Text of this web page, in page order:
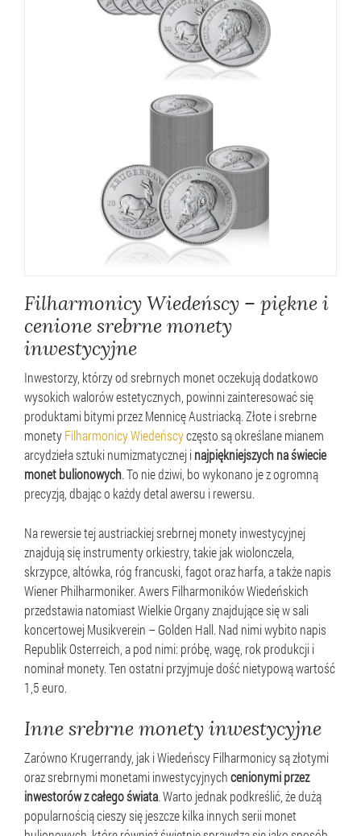
Filharmonicy Wiedeńscy – piękne i
cenione srebrne monety
inwestycyjne
Inwestorzy, którzy od srebrnych monet oczekują dodatkowo
wysokich walorów estetycznych, powinni zainteresować się
produktami bitymi przez Mennicę Austriacką. Złote i srebrne
monetyFilharmonicy Wiedeńscyczęsto są określane mianem
arcydzieła sztuki numizmatycznej i najpiękniejszych na świecie
monet bulionowych. To nie dziwi, bo wykonano je z ogromną
precyzją, dbając o każdy detal awersu i rewersu.
Na rewersie tej austriackiej srebrnej monety inwestycyjnej
znajdują się instrumenty orkiestry, takie jak wiolonczela,
skrzypce, altówka, róg francuski, fagot oraz harfa, a także napis
Wiener Philharmoniker. Awers Filharmoników Wiedeńskich
przedstawia natomiast Wielkie Organy znajdujące się w sali
koncertowej Musikverein – Golden Hall. Nad nimi wybito napis
Republik Osterreich, a pod nimi: próbę, wagę, rok produkcji i
nominał monety. Ten ostatni przyjmuje dość nietypową wartość
1,5 euro.
Inne srebrne monety inwestycyjne
Zarówno Krugerrandy, jak i Wiedeńscy Filharmonicy są złotymi
oraz srebrnymi monetami inwestycyjnychcenionymi przez
inwestorów z całego świata. Warto jednak podkreślić, że dużą
popularnością cieszy się jeszcze kilka innych serii monet